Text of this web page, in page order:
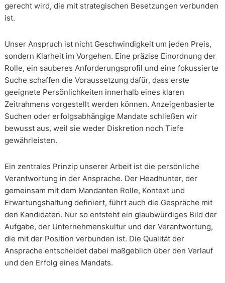
gerecht wird, die mit strategischen Besetzungen verbunden
ist.
Unser Anspruch ist nicht Geschwindigkeit um jeden Preis,
sondern Klarheit im Vorgehen. Eine präzise Einordnung der
Rolle, ein sauberes Anforderungsprofil und eine fokussierte
Suche schaffen die Voraussetzung dafür, dass erste
geeignete Persönlichkeiten innerhalb eines klaren
Zeitrahmens vorgestellt werden können. Anzeigenbasierte
Suchen oder erfolgsabhängige Mandate schließen wir
bewusst aus, weil sie weder Diskretion noch Tiefe
gewährleisten.
Ein zentrales Prinzip unserer Arbeit ist die persönliche
Verantwortung in der Ansprache. Der Headhunter, der
gemeinsam mit dem Mandanten Rolle, Kontext und
Erwartungshaltung definiert, führt auch die Gespräche mit
den Kandidaten. Nur so entsteht ein glaubwürdiges Bild der
Aufgabe, der Unternehmenskultur und der Verantwortung,
die mit der Position verbunden ist. Die Qualität der
Ansprache entscheidet dabei maßgeblich über den Verlauf
und den Erfolg eines Mandats.